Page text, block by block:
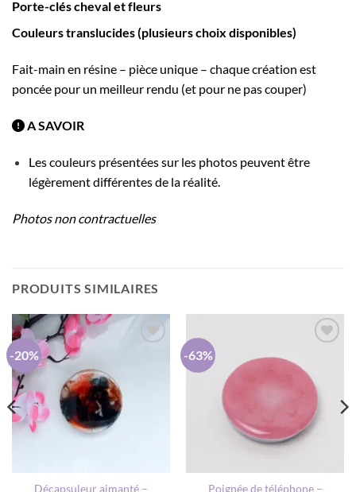
Porte-clés cheval et fleurs
Couleurs translucides(plusieurs choix disponibles)
Fait-main en résine – pièce unique – chaque création est
poncée pour un meilleur rendu (et pour ne pas couper)
A SAVOIR
Les couleurs présentées sur les photos peuvent être
légèrement différentes de la réalité.
Photos non contractuelles
PRODUITS SIMILAIRES
-20%
LISTE DE
SOUHAITS
Décapsuleur aimanté –
-63%
AJOUTER
À MA
LISTE DE
Poignée de téléphone –